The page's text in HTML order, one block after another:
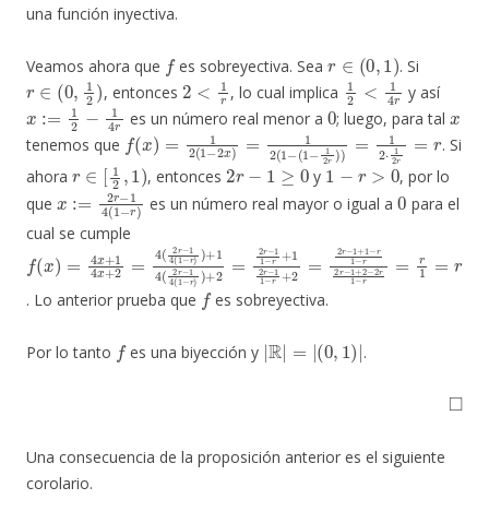
una función inyectiva.
Veamos ahora que es sobreyectiva. Sea
0,
. Si
r∈(0,12)
, entonces
2<1r
, lo cual implica
1 2<14r
y así
x := 12− 14r
es un número real menor a
0
; luego, para tal
tenemos que
(x =12(1−2x )=1 2(1−(1 − 12r))=12⋅12 r= r
. Si
ahora
[1 2 , 1)
, entonces
2 ≥0
y
1−
, por lo
que
x := 2r −1 4(1−r)
es un número real mayor o igual a
0
para el
cual se cumple
(x = +1 4x =4(2r−14 r))+14 −14(1− +2
. Lo anterior prueba que
f
es sobreyectiva.
Por lo tanto es una biyección y
|R| |( 0 )|
.
◻
Una consecuencia de la proposición anterior es el siguiente
corolario.